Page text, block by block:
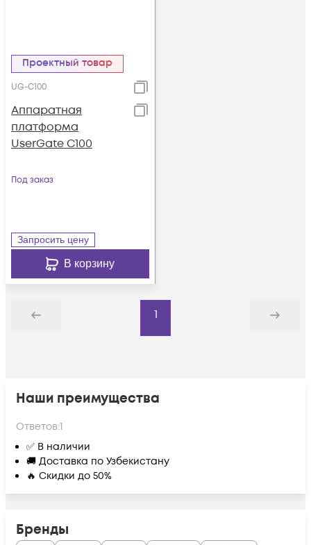
Проектный товар
UG-C100
Аппаратная
платформа
UserGate С100
Под заказ
Запросить цену
В корзину
Назад
1
Дальше
Наши преимущества
Ответов:1
✅ В наличии
🚚 Доставка по Узбекистану
🔥 Скидки до 50%
Бренды